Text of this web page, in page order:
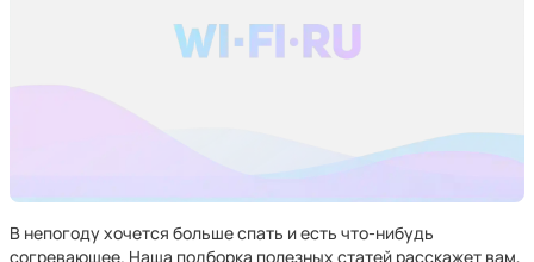
В непогоду хочется больше спать и есть что-нибудь
согревающее. Наша подборка полезных статей расскажет вам,